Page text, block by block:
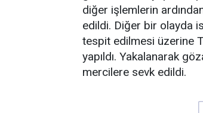
diğer işlemlerin
edildi. Diğer bir olayda
tespit edilmesi üzerine
yapıldı. Yakalanarak
mercilere sevk edildi.